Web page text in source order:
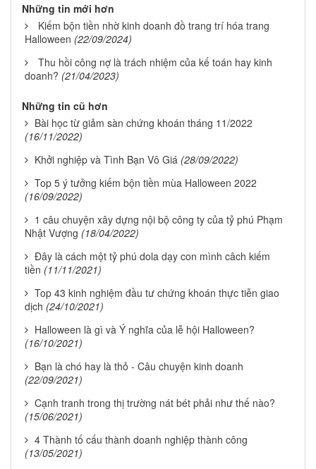
Những tin mới hơn
Kiếm bộn tiền nhờ kinh doanh đồ trang trí hóa trang
Halloween (22/09/2024)
Thu hồi công nợ là trách nhiệm của kế toán hay kinh
doanh? (21/04/2023)
Những tin cũ hơn
Bài học từ giảm sàn chứng khoán tháng 11/2022
(16/11/2022)
Khởi nghiệp và Tình Bạn Vô Giá (28/09/2022)
Top 5 ý tưởng kiếm bộn tiền mùa Halloween 2022
(16/09/2022)
1 câu chuyện xây dựng nội bộ công ty của tỷ phú Phạm
Nhật Vượng (18/04/2022)
Đây là cách một tỷ phú dola dạy con mình câch kiếm
tiền (11/11/2021)
Top 43 kinh nghiệm đầu tư chứng khoán thực tiễn giao
dịch (24/10/2021)
Halloween là gì và Ý nghĩa của lễ hội Halloween?
(16/10/2021)
Bạn là chó hay là thỏ - Câu chuyện kinh doanh
(22/09/2021)
Cạnh tranh trong thị trường nát bét phải như thế nào?
(15/06/2021)
4 Thành tố cấu thành doanh nghiệp thành công
(13/05/2021)